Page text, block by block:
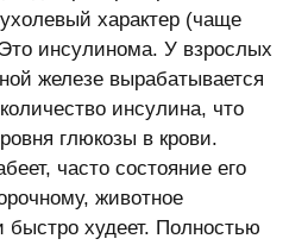
характер (чаще
инсулинома. У взрослых
железе вырабатывается
инсулина, что
глюкозы в крови.
часто состояние его
животное
быстро худеет. Полностью